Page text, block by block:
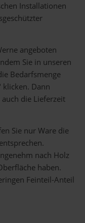
Installationen
angeboten
Sie in unseren
Bedarfsmenge
klicken. Dann
die Lieferzeit
Sie nur Ware die
nach Holz
haben.
Feinteil-Anteil